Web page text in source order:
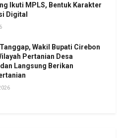
Ikuti MPLS, Bentuk Karakter
Digital
Wakil Bupati Cirebon
Pertanian Desa
Langsung Berikan